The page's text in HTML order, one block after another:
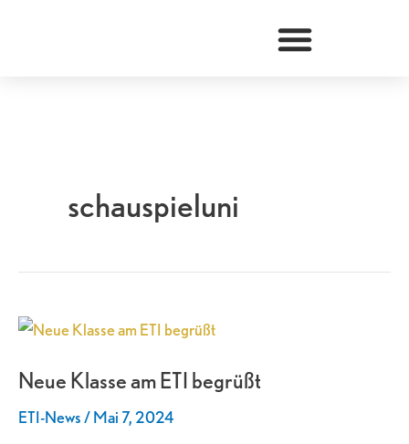
schauspieluni
Neue Klasse am ETI begrüßt
ETI-News/Mai 7, 2024
Neue
am